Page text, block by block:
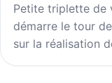
Petite triplette de
démarre le tour
sur la réalisation